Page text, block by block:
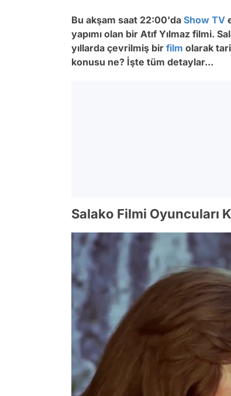
Bu akşam saat 22:00'da Show TV
yapımı olan bir Atıf Yılmaz filmi.
yıllarda çevrilmiş bir film olarak
konusu ne? İşte tüm detaylar...
Salako Filmi Oyuncuları